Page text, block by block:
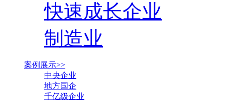
快速成长企业
制造业
案例展示>>
中央企业
地方国企
千亿级企业